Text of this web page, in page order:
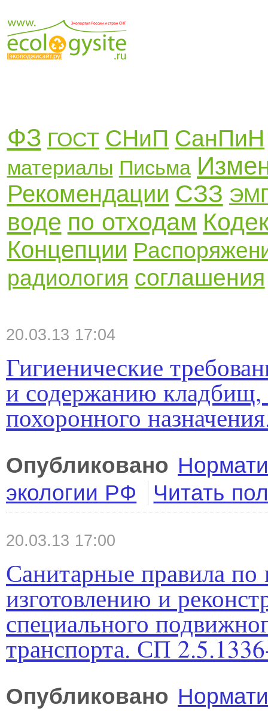
ФЗ ГОСТ СНиП СанПиН
материалы Письма
Рекомендации СЗЗ
воде по отходам
Концепции
радиология соглашения
20.03.13 17:04
Гигиенические
и содержанию кладбищ,
похоронного
Опубликовано
экологии РФ
Читать
20.03.13 17:00
Санитарные правила
изготовлению и
специального
транспорта. СП
Опубликовано